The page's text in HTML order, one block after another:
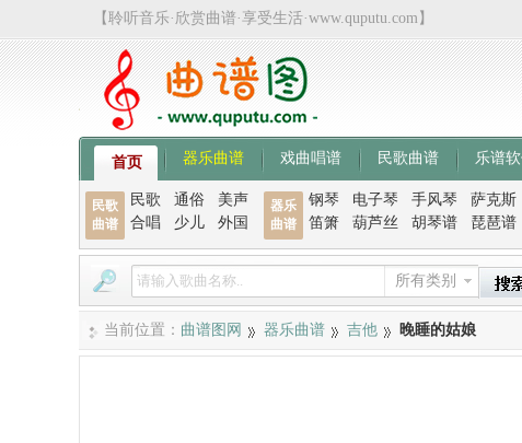
【聆听音乐·欣赏曲谱·享受生活·www.quputu.com】
首页 器乐曲谱 戏曲唱谱 民歌曲谱 乐谱
民歌
曲谱
民歌 通俗
美声
合唱
少儿 外国
器乐
曲谱
钢琴 电子琴 手风琴 萨克斯
笛箫
葫芦丝 胡琴谱 琵琶谱
所有类别
当前位置： 曲谱图网 器乐曲谱 吉他 晚睡的姑娘